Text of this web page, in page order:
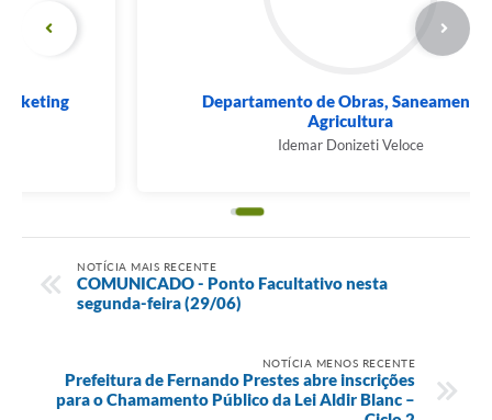
Departamento de Obras, Saneamento e
Idemar Donizeti Veloce
NOTÍCIA MAIS RECENTE
COMUNICADO - Ponto Facultativo nesta
segunda-feira (29/06)
NOTÍCIA MENOS RECENTE
Prefeitura de Fernando Prestes abre inscrições
para o Chamamento Público da Lei Aldir Blanc –